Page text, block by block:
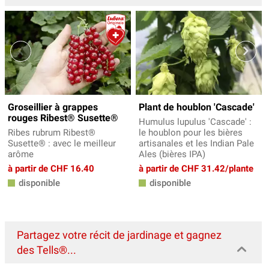
Groseillier à grappes
rouges Ribest® Susette®
Ribes rubrum Ribest®
Susette® : avec le meilleur
arôme
à partir de CHF 16.40
disponible
Plant de houblon 'Cascade'
Humulus lupulus 'Cascade' :
le houblon pour les bières
artisanales et les Indian Pale
Ales (bières IPA)
à partir de CHF 31.42/plante
disponible
Partagez votre récit de jardinage et gagnez
des Tells®...